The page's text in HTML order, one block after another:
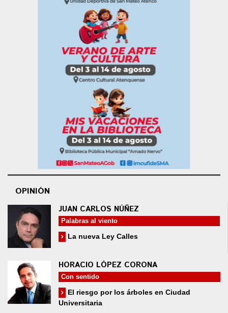
OPINIÓN
JUAN CARLOS NÚÑEZ
Palabras al viento
La nueva Ley Calles
HORACIO LÓPEZ CORONA
Con sentido
El riesgo por los árboles en Ciudad
Universitaria